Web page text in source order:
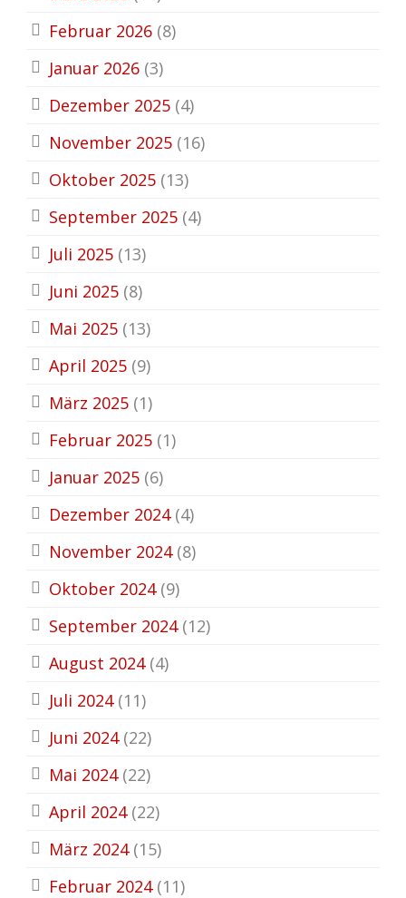
Februar 2026 (8)
Januar 2026 (3)
Dezember 2025 (4)
November 2025 (16)
Oktober 2025 (13)
September 2025 (4)
Juli 2025 (13)
Juni 2025 (8)
Mai 2025 (13)
April 2025 (9)
März 2025 (1)
Februar 2025 (1)
Januar 2025 (6)
Dezember 2024(4)
November 2024(8)
Oktober 2024(9)
September 2024(12)
August 2024(4)
Juli 2024(11)
Juni 2024(22)
Mai 2024(22)
April 2024(22)
März 2024(15)
Februar 2024(11)